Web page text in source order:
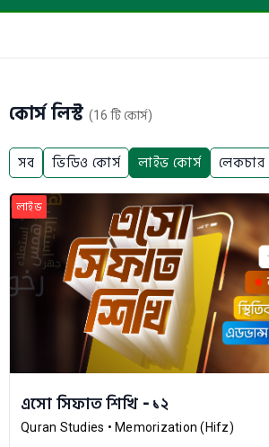
কোর্স লিস্ট (16 টি কোর্স)
সব ভিডিও কোর্স লাইভ কোর্স লেকচার
লাইভ
এসো সিফাত শিখি - ১২
Quran Studies • Memorization (Hifz)